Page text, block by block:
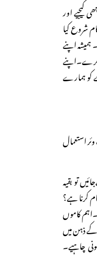
کیجیے اور
شروع کیا
اپنے
کرے۔اپنے
کو ہمارے
استعمال
تو بقیہ
کرنا ہے؟
کاموں
ذہن میں
چاہیے۔